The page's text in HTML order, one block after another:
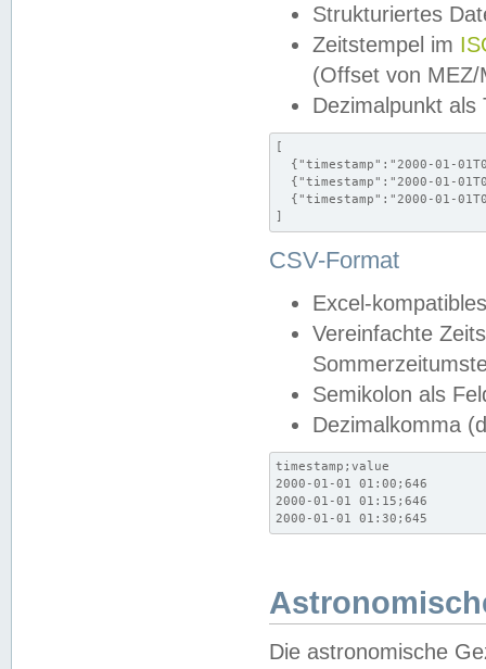
Strukturiertes
Zeitstempel im
(Offset von MEZ/
Dezimalpunkt als
[
{"timestamp":"2000-01-
{"timestamp":"2000-01-
{"timestamp":"2000-01-
]
CSV-Format
Excel-
Vereinfachte
Semikolon als
Dezimalkomma
timestamp;value
2000-01-01 01:00;646
2000-01-01 01:15;646
2000-01-01 01:30;645
Die astronomische